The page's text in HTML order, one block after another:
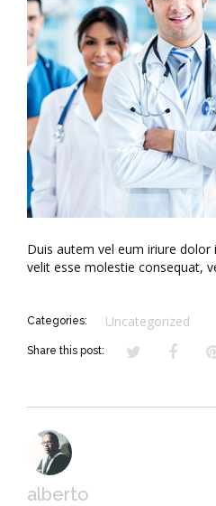
Duis autem vel eum iriure dolor
velit esse molestie consequat,
Categories: Uncategorized
Share this post:
alberto